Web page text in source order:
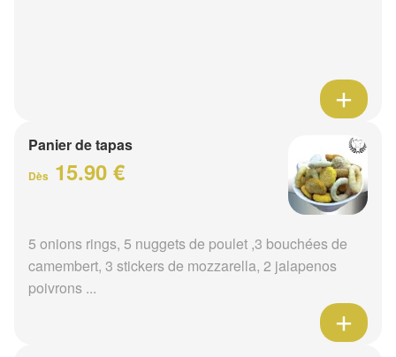
Panier de tapas
Dès 15.90 €
5 onions rings, 5 nuggets de poulet ,3 bouchées de
camembert, 3 stickers de mozzarella, 2 jalapenos
poivrons ...